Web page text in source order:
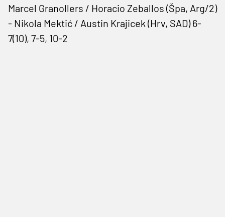
Marcel Granollers / Horacio Zeballos (Špa, Arg/2)
- Nikola Mektić / Austin Krajicek (Hrv, SAD) 6-
7(10), 7-5, 10-2